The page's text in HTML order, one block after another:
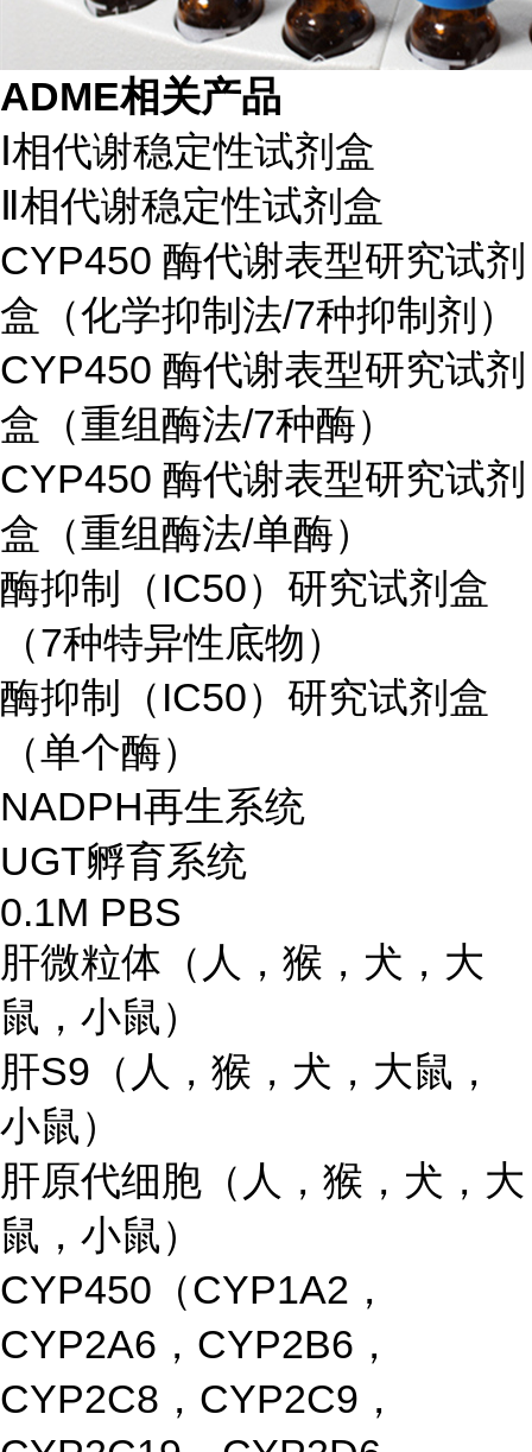
ADME相关产品
Ⅰ相代谢稳定性试剂盒
Ⅱ相代谢稳定性试剂盒
CYP450 酶代谢表型研究试剂
盒（化学抑制法/7种抑制剂）
CYP450 酶代谢表型研究试剂
盒（重组酶法/7种酶）
CYP450 酶代谢表型研究试剂
盒（重组酶法/单酶）
酶抑制（IC50）研究试剂盒
（7种特异性底物）
酶抑制（IC50）研究试剂盒
（单个酶）
NADPH再生系统
UGT孵育系统
0.1M PBS
肝微粒体（人，猴，犬，大
鼠，小鼠）
肝S9（人，猴，犬，大鼠，
小鼠）
肝原代细胞（人，猴，犬，大
鼠，小鼠）
CYP450（CYP1A2，
CYP2A6，CYP2B6，
CYP2C8，CYP2C9，